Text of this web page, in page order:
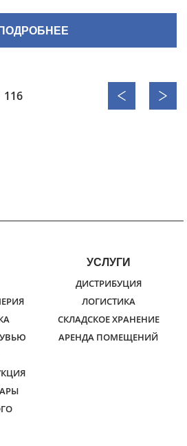
116
УСЛУГИ
ДИСТРИБУЦИЯ
ЛОГИСТИКА
СКЛАДСКОЕ ХРАНЕНИЕ
АРЕНДА ПОМЕЩЕНИЙ